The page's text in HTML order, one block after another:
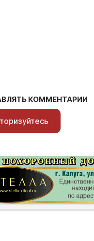
КОММЕНТАРИИ